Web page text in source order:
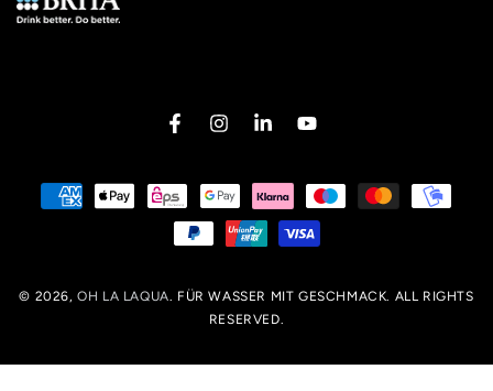
FacebookInstagramLinkedInYouTube
© 2026,OH LA LAQUA. FÜR WASSER MIT GESCHMACK. ALL RIGHTS
RESERVED.
Zahlungsmöglichkeiten